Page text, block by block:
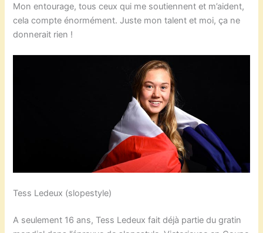
Mon entourage, tous ceux qui me soutiennent et m’aident,
cela compte énormément. Juste mon talent et moi, ça ne
donnerait rien !
Tess Ledeux (slopestyle)
A seulement 16 ans, Tess Ledeux fait déjà partie du gratin